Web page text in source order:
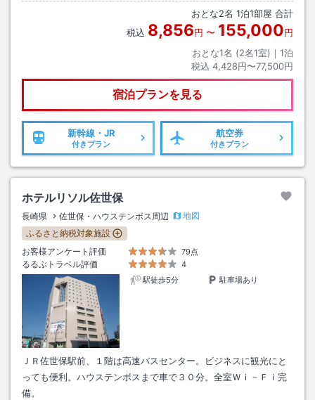
おとな2名 1泊1部屋 合計
税込 8,856円 〜 155,000円
おとな1名 (2名1室)｜ 1泊
税込 4,428円〜77,500円
宿泊プランを見る
新幹線・JR
付きプラン
航空券
付きプラン
ホテルリソル佐世保
長崎県 佐世保・ハウステンボス周辺
地図
ふるさと納税対象施設
お客様アンケート評価
79点
るるぶトラベル評価
4
駅徒歩5分
駐車場あり
ＪＲ佐世保駅前、１階は高速バスセンター。ビジネスに観光にと
っても便利。ハウステンボスまで車で３０分。全室Ｗｉ－Ｆｉ完
備。